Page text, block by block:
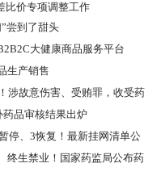
比价专项调整工作
尝到了甜头
大健康商品服务平台
生产销售
涉故意伤害、受贿罪，收受药
品审核结果出炉
停、3恢复！最新挂网清单公
终生禁业！国家药监局公布药